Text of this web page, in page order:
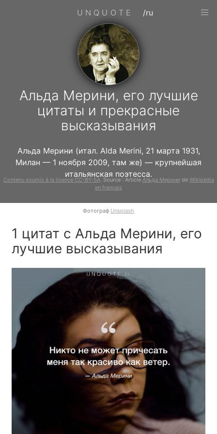
UNQUOTE /ru
Альда Мерини, его лучшие
цитаты и прекрасные
высказывания
Альда Мерини (итал. Alda Merini, 21 марта 1931,
Милан — 1 ноября 2009, там же) — крупнейшая
итальянская поэтесса.
Contenu soumis à la licence CC-BY-SA. Source : Article Альда Мерини de Wikipédia
en français
Фотограф Unsplash
1 цитат с Альда Мерини, его
лучшие высказывания